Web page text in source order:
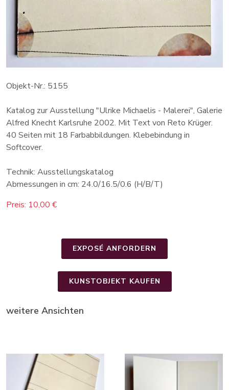
Objekt-Nr.: 5155
Katalog zur Ausstellung "Ulrike Michaelis - Malerei", Galerie
Alfred Knecht Karlsruhe 2002. Mit Text von Reto Krüger.
40 Seiten mit 18 Farbabbildungen. Klebebindung in
Softcover.
Technik: Ausstellungskatalog
Abmessungen in cm: 24.0/16.5/0.6 (H/B/T)
Preis: 10,00 €
EXPOSÉ ANFORDERN
KUNSTOBJEKT KAUFEN
weitere Ansichten